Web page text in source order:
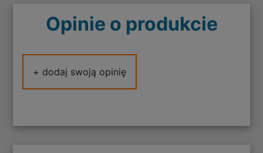
Opinie o produkcie
+ dodaj swoją opinię